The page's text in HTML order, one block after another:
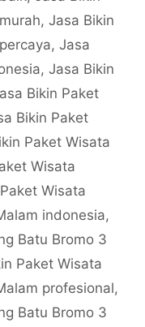
, Jasa Bikin
, Jasa
, Jasa Bikin
Bikin Paket
Bikin Paket
Paket Wisata
Wisata
Wisata
indonesia,
Batu Bromo 3
Paket Wisata
profesional,
Batu Bromo 3